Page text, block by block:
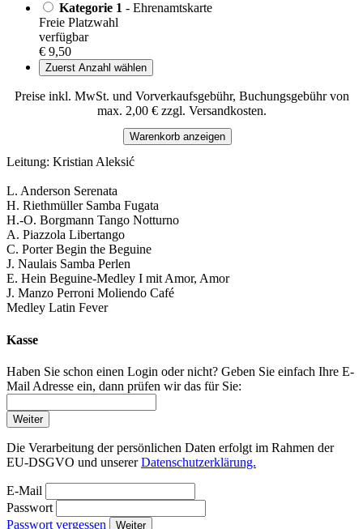
Kategorie 1 - Ehrenamtskarte
Freie Platzwahl
verfügbar
€ 9,50
Zuerst Anzahl wählen
Preise inkl. MwSt. und Vorverkaufsgebühr, Buchungsgebühr von
max. 2,00 € zzgl. Versandkosten.
Warenkorb anzeigen
Leitung: Kristian Aleksić
L. Anderson Serenata
H. Riethmüller Samba Fugata
H.-O. Borgmann Tango Notturno
A. Piazzola Libertango
C. Porter Begin the Beguine
J. Naulais Samba Perlen
E. Hein Beguine-Medley I mit Amor, Amor
J. Manzo Perroni Moliendo Café
Medley Latin Fever
Kasse
Haben Sie schon einen Login oder nicht? Geben Sie einfach Ihre E-
Mail Adresse ein, dann prüfen wir das für Sie:
Weiter
Die Verarbeitung der persönlichen Daten erfolgt im Rahmen der
EU-DSGVO und unsererDatenschutzerklärung.
E-Mail
Passwort
Passwort vergessen
Weiter